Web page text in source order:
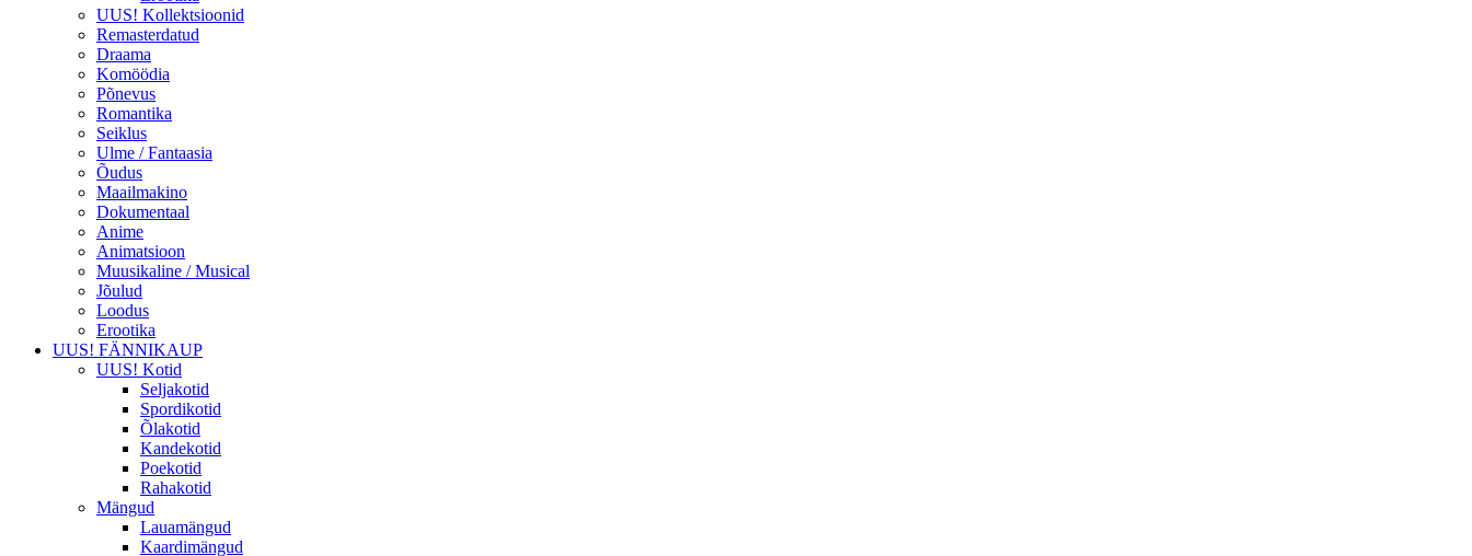
UUS! Kollektsioonid
Remasterdatud
Draama
Komöödia
Põnevus
Romantika
Seiklus
Ulme / Fantaasia
Õudus
Maailmakino
Dokumentaal
Anime
Animatsioon
Muusikaline / Musical
Jõulud
Loodus
Erootika
UUS! FÄNNIKAUP
UUS! Kotid
Seljakotid
Spordikotid
Õlakotid
Kandekotid
Poekotid
Rahakotid
Mängud
Lauamängud
Kaardimängud